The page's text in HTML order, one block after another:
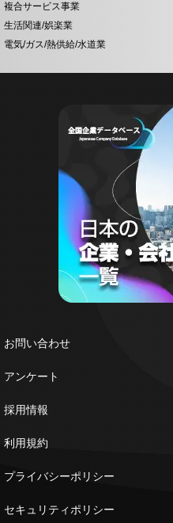
複合サービス事業
生活関連/娯楽業
電気/ガス/熱供給/水道業
お問い合わせ
アンケート
採用情報
利用規約
プライバシーポリシー
セキュリティポリシー